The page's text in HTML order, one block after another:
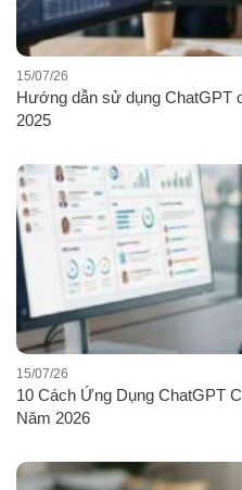
Hướng dẫn sử dụng ChatGPT
2025
15/07/26
10 Cách Ứng Dụng ChatGPT
Năm 2026
15/07/26